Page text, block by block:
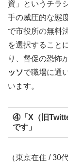
資」というチラ
手の威圧的な態
で市役所の無料
を選択すること
り、督促の恐怖
ッソで職場に通
います。
④「X（旧
です」
（東京在住 / 30